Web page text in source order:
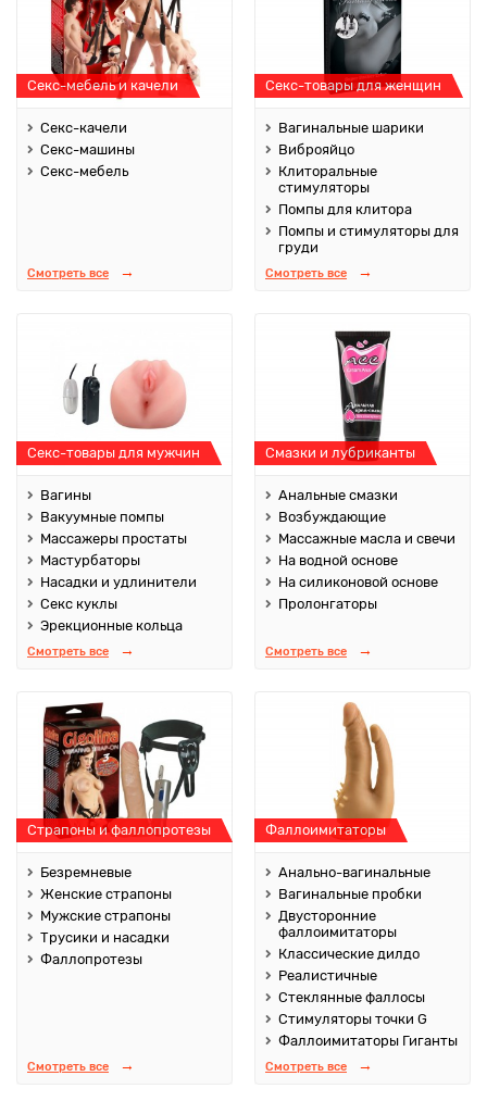
Секс-мебель и качели
Секс-качели
Секс-машины
Секс-мебель
Смотреть все
Секс-товары для женщин
Вагинальные шарики
Виброяйцо
Клиторальные
стимуляторы
Помпы для клитора
Помпы и стимуляторы для
груди
Смотреть все
Секс-товары для мужчин
Вагины
Вакуумные помпы
Массажеры простаты
Мастурбаторы
Насадки и удлинители
Секс куклы
Эрекционные кольца
Смотреть все
Смазки и лубриканты
Анальные смазки
Возбуждающие
Массажные масла и свечи
На водной основе
На силиконовой основе
Пролонгаторы
Смотреть все
Страпоны и фаллопротезы
Безремневые
Женские страпоны
Мужские страпоны
Трусики и насадки
Фаллопротезы
Смотреть все
Фаллоимитаторы
Анально-вагинальные
Вагинальные пробки
Двусторонние
фаллоимитаторы
Классические дилдо
Реалистичные
Стеклянные фаллосы
Стимуляторы точки G
Фаллоимитаторы Гиганты
Смотреть все